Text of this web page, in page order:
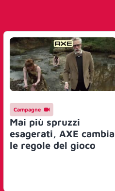
Campagne
Mai più spruzzi
esagerati, AXE cambia
le regole del gioco